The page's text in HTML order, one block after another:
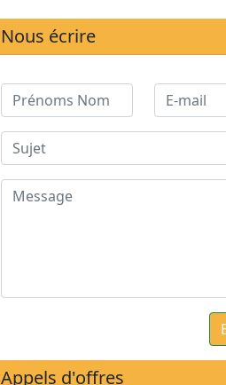
Nous écrire
Appels d'offres